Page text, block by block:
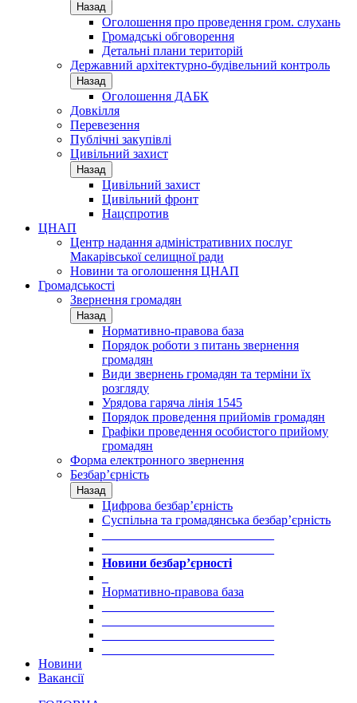
Назад
Оголошення про проведення гром. слухань
Громадські обговорення
Детальні плани територій
Державний архітектурно-будівельний контроль
Назад
Оголошення ДАБК
Довкілля
Перевезення
Публічні закупівлі
Цивільний захист
Назад
Цивільний захист
Цивільний фронт
Нацспротив
ЦНАП
Центр надання адміністративних послуг
Макарівської селищної ради
Новини та оголошення ЦНАП
Громадськості
Звернення громадян
Назад
Нормативно-правова база
Порядок роботи з питань звернення
громадян
Види звернень громадян та терміни їх
розгляду
Урядова гаряча лінія 1545
Порядок проведення прийомів громадян
Графіки проведення особистого прийому
громадян
Форма електронного звернення
Безбар’єрність
Назад
Цифрова безбар’єрність
Суспільна та громадянська безбар’єрність
Новини безбар’єрності
Нормативно-правова база
Новини
Вакансії